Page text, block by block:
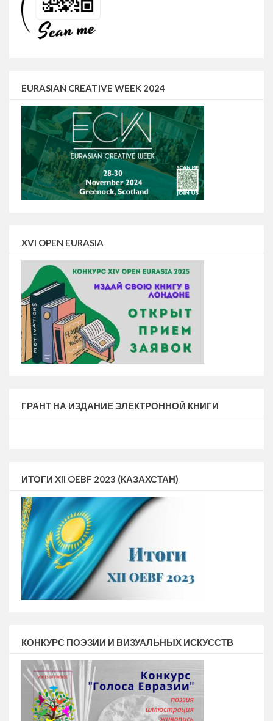
EURASIAN CREATIVE WEEK 2024
XVI OPEN EURASIA
ГРАНТ НА ИЗДАНИЕ ЭЛЕКТРОННОЙ КНИГИ
ИТОГИ XII OEBF 2023 (КАЗАХСТАН)
КОНКУРС ПОЭЗИИ И ВИЗУАЛЬНЫХ ИСКУССТВ